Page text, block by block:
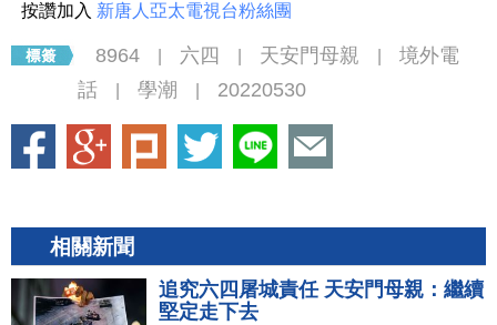
按讚加入 新唐人亞太電視台粉絲團
8964 六四 天安門母親
境外電
話
學潮 20220530
相關新聞
追究六四屠城責任 天安門母親：繼續
堅定走下去